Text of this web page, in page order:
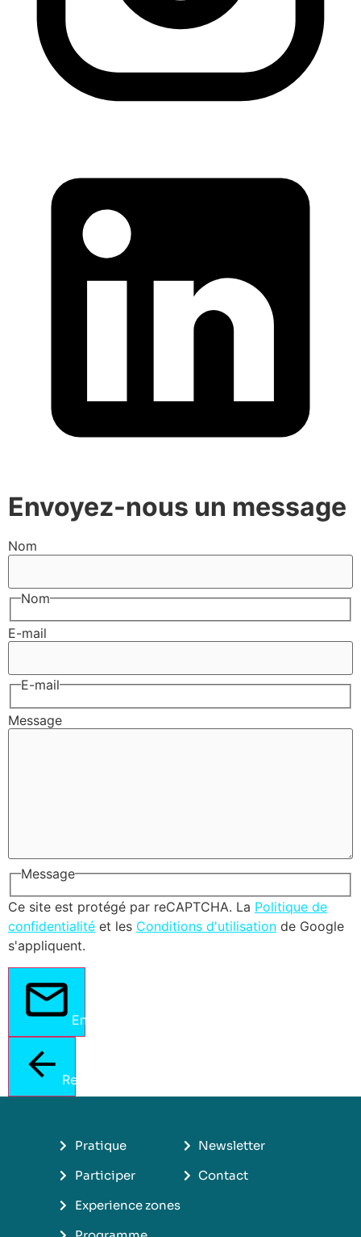
Envoyez-nous un message
Nom
Nom
E-mail
E-mail
Message
Message
Ce site est protégé par reCAPTCHA. La Politique de
confidentialité et les Conditions d'utilisation de Google
s'appliquent.
Envoyer
Retour
Pratique
Participer
Experience zones
Newsletter
Contact